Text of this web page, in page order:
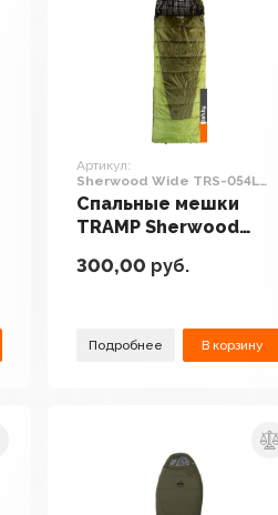
Артикул:
Sherwood Wide TRS-054L
(правая молния)
Спальные мешки
TRAMP Sherwood
(правая молния)
300,00 руб.
Подробнее В корзину